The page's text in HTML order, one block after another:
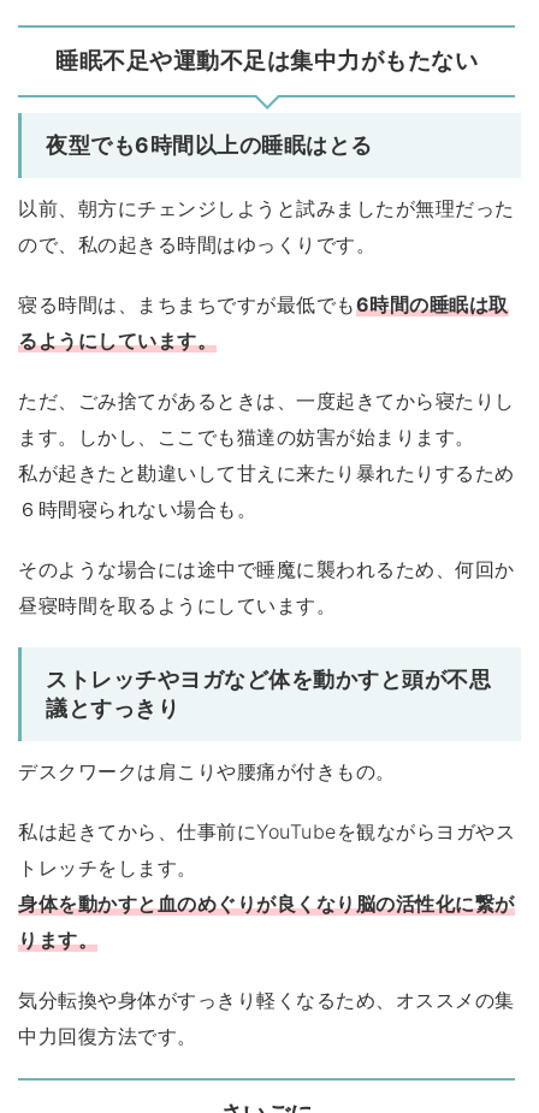
睡眠不足や運動不足は集中力がもたない
夜型でも6時間以上の睡眠はとる
以前、朝方にチェンジしようと試みましたが無理だった
ので、私の起きる時間はゆっくりです。
寝る時間は、まちまちですが最低でも6時間の睡眠は取
るようにしています。
ただ、ごみ捨てがあるときは、一度起きてから寝たりし
ます。しかし、ここでも猫達の妨害が始まります。
私が起きたと勘違いして甘えに来たり暴れたりするため
６時間寝られない場合も。
そのような場合には途中で睡魔に襲われるため、何回か
昼寝時間を取るようにしています。
ストレッチやヨガなど体を動かすと頭が不思
議とすっきり
デスクワークは肩こりや腰痛が付きもの。
私は起きてから、仕事前にYouTubeを観ながらヨガやス
トレッチをします。
身体を動かすと血のめぐりが良くなり脳の活性化に繋が
ります。
気分転換や身体がすっきり軽くなるため、オススメの集
中力回復方法です。